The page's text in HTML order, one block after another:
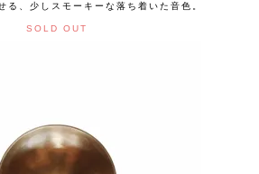
る、少しスモーキーな落ち着いた音色。
SOLD OUT